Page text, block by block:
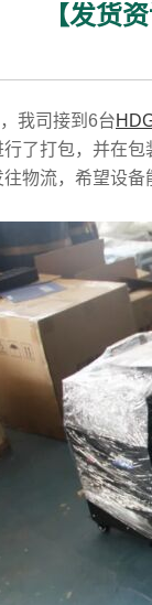
【发货
司接到6台
行了打包，并在
往物流，希望设